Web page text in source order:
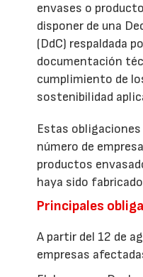
envases o
disponer de una
(DdC) respaldada
documentación
cumplimiento de
sostenibilidad
Estas
número de
productos
haya sido
Principales
A partir del 12 de
empresas